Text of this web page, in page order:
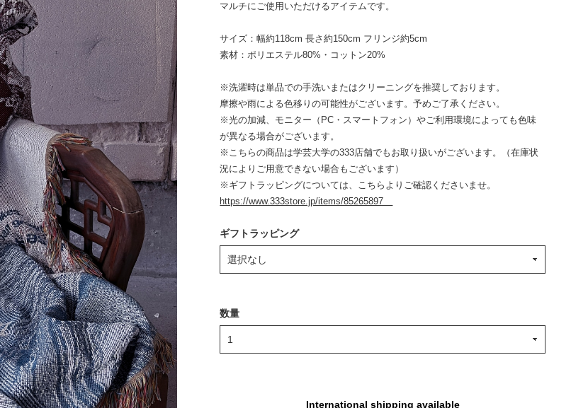
マルチにご使用いただけるアイテムです。
サイズ：幅約118cm 長さ約150cm フリンジ約5cm
素材：ポリエステル80%・コットン20%
※洗濯時は単品での手洗いまたはクリーニングを推奨しております。
摩擦や雨による色移りの可能性がございます。予めご了承ください。
※光の加減、モニター（PC・スマートフォン）やご利用環境によっても色味
が異なる場合がございます。
※こちらの商品は学芸大学の333店舗でもお取り扱いがございます。（在庫状
況によりご用意できない場合もございます）
※ギフトラッピングについては、こちらよりご確認くださいませ。
https://www.333store.jp/items/85265897
ギフトラッピング
数量
International shipping available